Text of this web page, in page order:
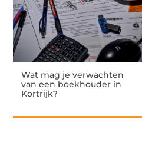
Wat mag je verwachten
van een boekhouder in
Kortrijk?